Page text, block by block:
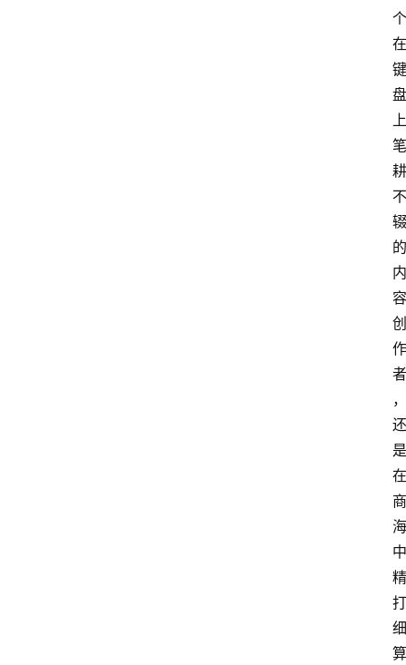
个
在
键
盘
上
笔
耕
不
辍
的
内
容
创
作
者
，
还
是
在
商
海
中
精
打
细
算